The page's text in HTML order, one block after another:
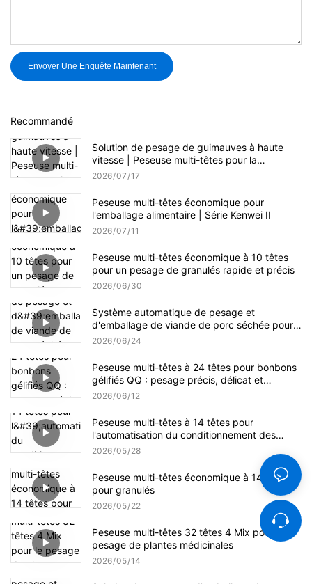
Envoyer Une Enquête Maintenant
Recommandé
Solution de pesage de guimauves à haute
vitesse | Peseuse multi-têtes pour la
production de confiseries
2026 07 17
Peseuse multi-têtes économique pour
l'emballage alimentaire | Série Kenwei II
2026 07 11
Peseuse multi-têtes économique à 10 têtes
pour un pesage de granulés rapide et précis
2026 06 30
Système automatique de pesage et
d'emballage de viande de porc séchée pour
petits et grands formats
2026 06 24
Peseuse multi-têtes à 24 têtes pour bonbons
gélifiés QQ : pesage précis, délicat et
efficace
2026 06 12
Peseuse multi-têtes à 14 têtes pour
l'automatisation du conditionnement des
graines de tournesol
2026 05 28
Peseuse multi-têtes économique à 14 têtes
pour granulés
2026 05 22
Peseuse multi-têtes 32 têtes 4 Mix pour le
pesage de plantes médicinales
2026 05 14